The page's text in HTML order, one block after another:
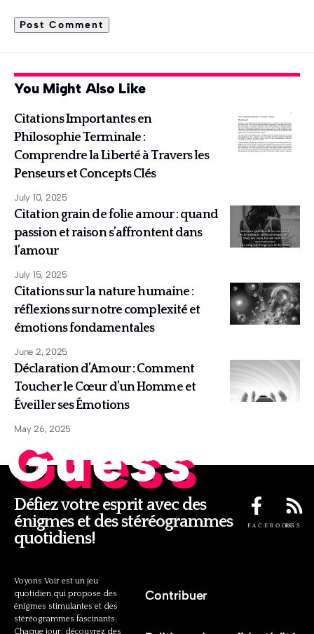
You Might Also Like
Citations Importantes en
Philosophie Terminale :
Comprendre la Liberté à Travers les
Penseurs et Concepts Clés
July 10, 2025
Citation grain de folie amour : quand
passion et raison s’affrontent dans
l’amour
July 15, 2025
Citations sur la nature humaine :
réflexions sur notre complexité et
émotions fondamentales
June 2, 2025
Déclaration d’Amour : Comment
Toucher le Cœur d’un Homme et
Éveiller ses Émotions
May 26, 2025
Guess
Défiez votre esprit avec des
énigmes et des stéréogrammes
quotidiens!
FACEBOOKRSS
Voyons Voir est un jeu
quotidien qui propose des
énigmes stimulantes et des
stéréogrammes fascinants.
Chaque jour, découvrez des
Contribuer